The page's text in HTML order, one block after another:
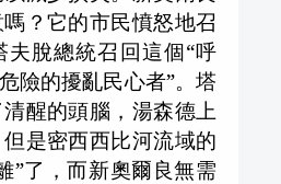
？它的市民憤怒地召
夫脫總統召回這個“呼
險的擾亂民心者”。塔
醒的頭腦，湯森德上
是密西西比河流域的
”了，而新奧爾良無需